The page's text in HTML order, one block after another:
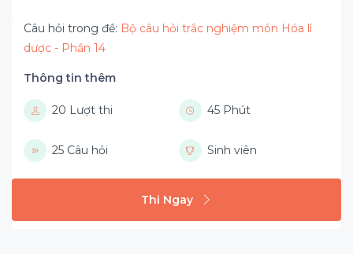
Câu hỏi trong đề: Bộ câu hỏi trắc nghiệm môn Hóa lí
dược - Phần 14
Thông tin thêm
20 Lượt thi 45 Phút
25 Câu hỏi Sinh viên
Thi Ngay